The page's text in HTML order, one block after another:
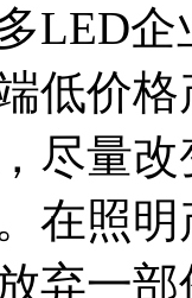
LED
低价
尽量
在照
弃一